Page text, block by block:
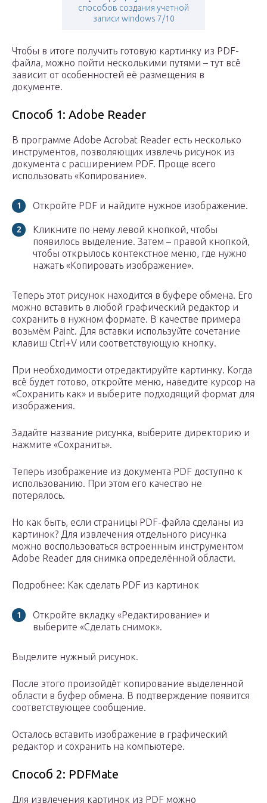
способов создания учетной
записи windows 7/10
Чтобы в итоге получить готовую картинку из PDF-
файла, можно пойти несколькими путями – тут всё
зависит от особенностей её размещения в
документе.
Способ 1: Adobe Reader
В программе Adobe Acrobat Reader есть несколько
инструментов, позволяющих извлечь рисунок из
документа с расширением PDF. Проще всего
использовать «Копирование».
Откройте PDF и найдите нужное изображение.
Кликните по нему левой кнопкой, чтобы
появилось выделение. Затем – правой кнопкой,
чтобы открылось контекстное меню, где нужно
нажать «Копировать изображение».
Теперь этот рисунок находится в буфере обмена. Его
можно вставить в любой графический редактор и
сохранить в нужном формате. В качестве примера
возьмём Paint. Для вставки используйте сочетание
клавиш Ctrl+V или соответствующую кнопку.
При необходимости отредактируйте картинку. Когда
всё будет готово, откройте меню, наведите курсор на
«Сохранить как» и выберите подходящий формат для
изображения.
Задайте название рисунка, выберите директорию и
нажмите «Сохранить».
Теперь изображение из документа PDF доступно к
использованию. При этом его качество не
потерялось.
Но как быть, если страницы PDF-файла сделаны из
картинок? Для извлечения отдельного рисунка
можно воспользоваться встроенным инструментом
Adobe Reader для снимка определённой области.
Подробнее: Как сделать PDF из картинок
Откройте вкладку «Редактирование» и
выберите «Сделать снимок».
Выделите нужный рисунок.
После этого произойдёт копирование выделенной
области в буфер обмена. В подтверждение появится
соответствующее сообщение.
Осталось вставить изображение в графический
редактор и сохранить на компьютере.
Способ 2: PDFMate
Для извлечения картинок из PDF можно